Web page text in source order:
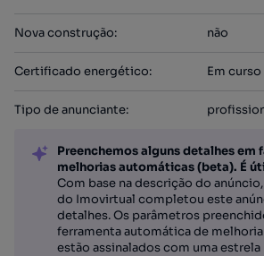
Nova construção: não
Certificado energético: Em
Tipo de anunciante:
Preenchemos alguns detalhes em
melhorias automáticas (beta). É
Com base na descrição do
do Imovirtual completou este
detalhes. Os parâmetros
ferramenta automática de
estão assinalados com uma estrela